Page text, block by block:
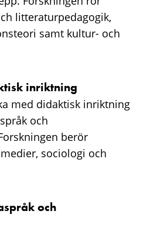
litteraturpedagogik,
samt kultur- och
inriktning
med didaktisk inriktning
och
berör
sociologi och
och